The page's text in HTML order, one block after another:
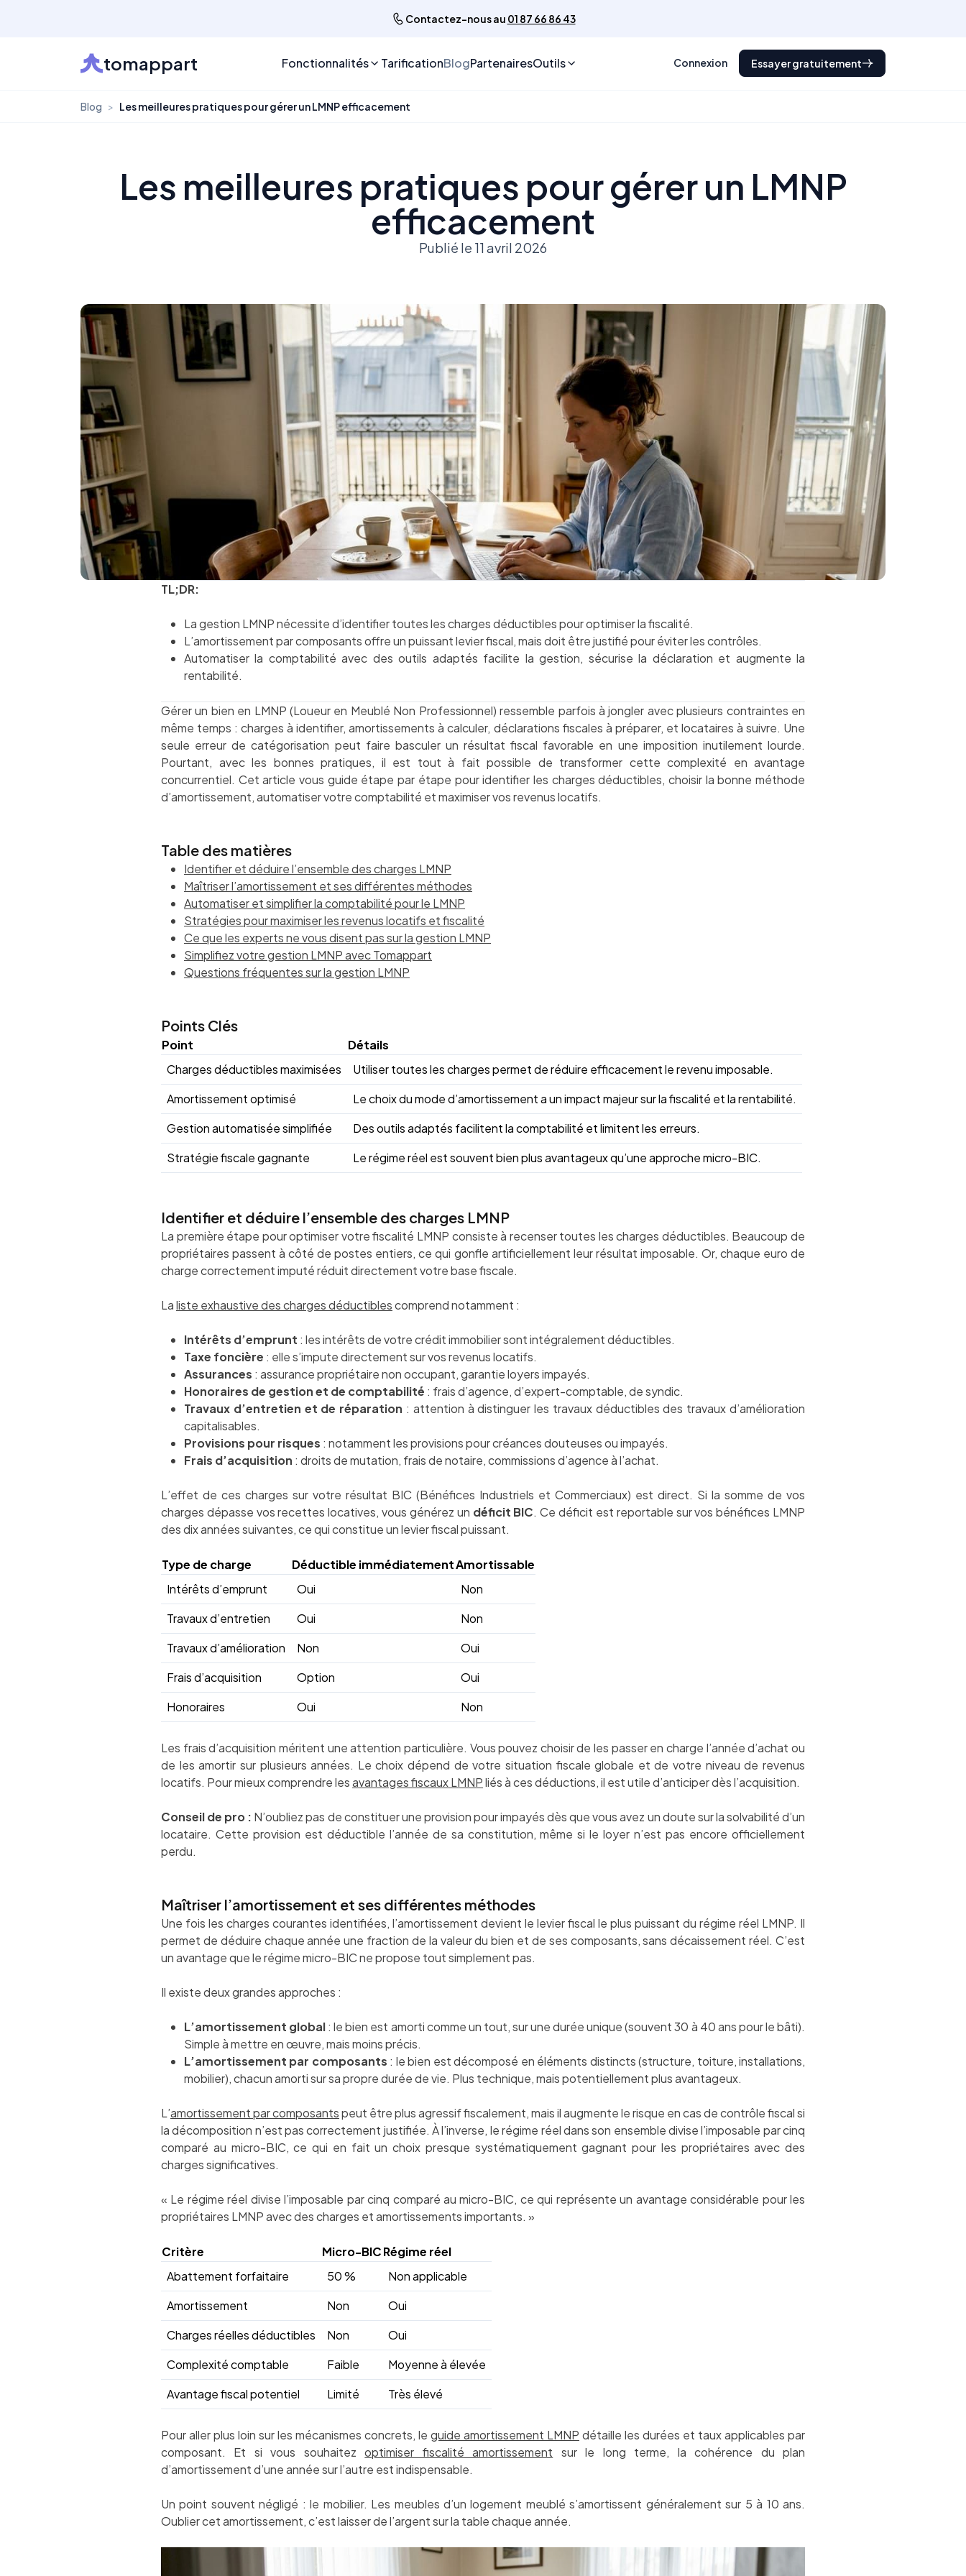
Contactez-nous au 01 87 66 86 43
tomappart Fonctionnalités TarificationBlogPartenairesOutils Connexion Essayer gratuitement
Blog > Les meilleures pratiques pour gérer un LMNP efficacement
Les meilleures pratiques pour gérer un LMNP
efficacement
Publié le 11 avril 2026
TL;DR:
La gestion LMNP nécessite d’identifier toutes les charges déductibles pour optimiser la fiscalité.
L’amortissement par composants offre un puissant levier fiscal, mais doit être justifié pour éviter les contrôles.
Automatiser la comptabilité avec des outils adaptés facilite la gestion, sécurise la déclaration et augmente la
rentabilité.
Gérer un bien en LMNP (Loueur en Meublé Non Professionnel) ressemble parfois à jongler avec plusieurs contraintes en
même temps : charges à identifier, amortissements à calculer, déclarations fiscales à préparer, et locataires à suivre. Une
seule erreur de catégorisation peut faire basculer un résultat fiscal favorable en une imposition inutilement lourde.
Pourtant, avec les bonnes pratiques, il est tout à fait possible de transformer cette complexité en avantage
concurrentiel. Cet article vous guide étape par étape pour identifier les charges déductibles, choisir la bonne méthode
d’amortissement, automatiser votre comptabilité et maximiser vos revenus locatifs.
Table des matières
Identifier et déduire l’ensemble des charges LMNP
Maîtriser l’amortissement et ses différentes méthodes
Automatiser et simplifier la comptabilité pour le LMNP
Stratégies pour maximiser les revenus locatifs et fiscalité
Ce que les experts ne vous disent pas sur la gestion LMNP
Simplifiez votre gestion LMNP avec Tomappart
Questions fréquentes sur la gestion LMNP
Points Clés
Point
Détails
Charges déductibles maximisées
Utiliser toutes les charges permet de réduire efficacement le revenu imposable.
Amortissement optimisé
Le choix du mode d’amortissement a un impact majeur sur la fiscalité et la rentabilité.
Gestion automatisée simplifiée
Des outils adaptés facilitent la comptabilité et limitent les erreurs.
Stratégie fiscale gagnante
Le régime réel est souvent bien plus avantageux qu’une approche micro-BIC.
Identifier et déduire l’ensemble des charges LMNP
La première étape pour optimiser votre fiscalité LMNP consiste à recenser toutes les charges déductibles. Beaucoup de
propriétaires passent à côté de postes entiers, ce qui gonfle artificiellement leur résultat imposable. Or, chaque euro de
charge correctement imputé réduit directement votre base fiscale.
Laliste exhaustive des charges déductiblescomprend notamment :
Intérêts d’emprunt : les intérêts de votre crédit immobilier sont intégralement déductibles.
Taxe foncière : elle s’impute directement sur vos revenus locatifs.
Assurances : assurance propriétaire non occupant, garantie loyers impayés.
Honoraires de gestion et de comptabilité : frais d’agence, d’expert-comptable, de syndic.
Travaux d’entretien et de réparation : attention à distinguer les travaux déductibles des travaux d’amélioration
capitalisables.
Provisions pour risques : notamment les provisions pour créances douteuses ou impayés.
Frais d’acquisition : droits de mutation, frais de notaire, commissions d’agence à l’achat.
L’effet de ces charges sur votre résultat BIC (Bénéfices Industriels et Commerciaux) est direct. Si la somme de vos
charges dépasse vos recettes locatives, vous générez un déficit BIC. Ce déficit est reportable sur vos bénéfices LMNP
des dix années suivantes, ce qui constitue un levier fiscal puissant.
Type de charge Déductible immédiatementAmortissable
Intérêts d’emprunt
Oui
Non
Travaux d’entretien
Oui
Non
Travaux d’amélioration
Non
Oui
Frais d’acquisition
Option
Oui
Honoraires
Oui Non
Les frais d’acquisition méritent une attention particulière. Vous pouvez choisir de les passer en charge l’année d’achat ou
de les amortir sur plusieurs années. Le choix dépend de votre situation fiscale globale et de votre niveau de revenus
locatifs. Pour mieux comprendre lesavantages fiscaux LMNPliés à ces déductions, il est utile d’anticiper dès l’acquisition.
Conseil de pro : N’oubliez pas de constituer une provision pour impayés dès que vous avez un doute sur la solvabilité d’un
locataire. Cette provision est déductible l’année de sa constitution, même si le loyer n’est pas encore officiellement
perdu.
Maîtriser l’amortissement et ses différentes méthodes
Une fois les charges courantes identifiées, l’amortissement devient le levier fiscal le plus puissant du régime réel LMNP. Il
permet de déduire chaque année une fraction de la valeur du bien et de ses composants, sans décaissement réel. C’est
un avantage que le régime micro-BIC ne propose tout simplement pas.
Il existe deux grandes approches :
L’amortissement global: le bien est amorti comme un tout, sur une durée unique (souvent 30 à 40 ans pour le bâti).
Simple à mettre en œuvre, mais moins précis.
L’amortissement par composants : le bien est décomposé en éléments distincts (structure, toiture, installations,
mobilier), chacun amorti sur sa propre durée de vie. Plus technique, mais potentiellement plus avantageux.
L’amortissement par composantspeut être plus agressif fiscalement, mais il augmente le risque en cas de contrôle fiscal si
la décomposition n’est pas correctement justifiée. À l’inverse, le régime réel dans son ensemble divise l’imposable par cinq
comparé au micro-BIC, ce qui en fait un choix presque systématiquement gagnant pour les propriétaires avec des
charges significatives.
« Le régime réel divise l’imposable par cinq comparé au micro-BIC, ce qui représente un avantage considérable pour les
propriétaires LMNP avec des charges et amortissements importants. »
Critère Micro-BICRégime réel
Abattement forfaitaire
50 %
Non applicable
Amortissement
Non
Oui
Charges réelles déductibles
Non
Oui
Complexité comptable
Faible
Moyenne à élevée
Avantage fiscal potentiel
Limité Très élevé
Pour aller plus loin sur les mécanismes concrets, le guide amortissement LMNP détaille les durées et taux applicables par
composant. Et si vous souhaitezoptimiser fiscalité amortissement sur le long terme, la cohérence du plan
d’amortissement d’une année sur l’autre est indispensable.
Un point souvent négligé : le mobilier. Les meubles d’un logement meublé s’amortissent généralement sur 5 à 10 ans.
Oublier cet amortissement, c’est laisser de l’argent sur la table chaque année.